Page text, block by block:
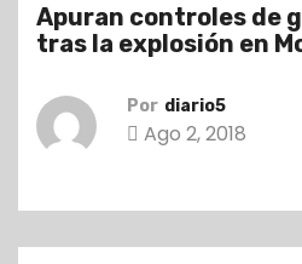
Apuran controles de
tras la explosión en
Por diario5
Ago 2, 2018